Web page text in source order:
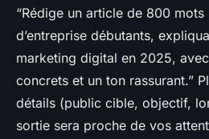
“Rédige un article de 800
d’entreprise débutants,
marketing digital en 2025,
concrets et un ton rassurant.”
détails (public cible, objectif,
sortie sera proche de vos